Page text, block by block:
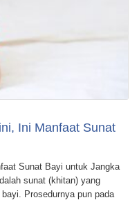
Ini Manfaat Sunat
Sunat Bayi untuk Jangka
sunat (khitan) yang
Prosedurnya pun pada